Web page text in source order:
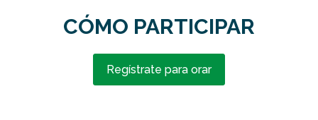
CÓMO PARTICIPAR
Regístrate para orar